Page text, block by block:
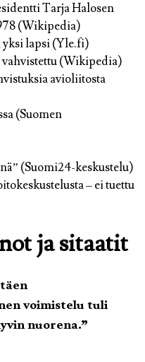
Tarja Halosen
(Wikipedia)
lapsi (Yle.fi)
(Wikipedia)
avioliitosta
(Suomen
(Suomi24-keskustelu)
– ei tuettu
ja sitaatit
voimistelu tuli
nuorena.”